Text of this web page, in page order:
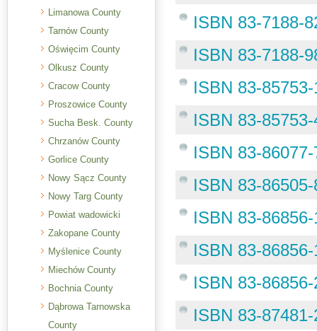
Limanowa County
Tarnów County
Oświęcim County
Olkusz County
Cracow County
Proszowice County
Sucha Besk. County
Chrzanów County
Gorlice County
Nowy Sącz County
Nowy Targ County
Powiat wadowicki
Zakopane County
Myślenice County
Miechów County
Bochnia County
Dąbrowa Tarnowska
County
ISBN 83-7188-
ISBN 83-7188-
ISBN 83-
ISBN 83-
ISBN 83-
ISBN 83-
ISBN 83-
ISBN 83-
ISBN 83-
ISBN 83-